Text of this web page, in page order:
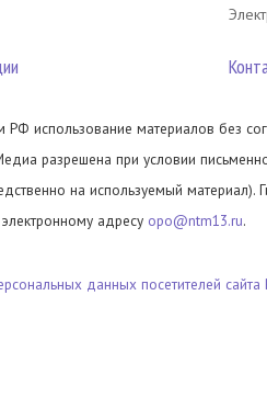
РФ использование материалов без
разрешена при условии
на используемый материал).
адресу opo@ntm13.ru.
данных посетителей